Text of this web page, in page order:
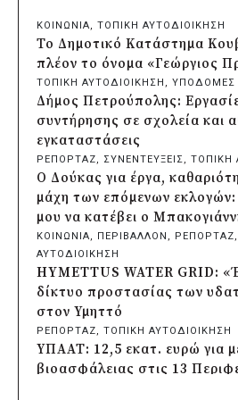
φωτιστικών μετά τη
της Αγυιάς
πριν από 2 μέρες
Δήμος Σαρωνικού:
εκκλησάκι της
Σωτήρος
πριν από 2 μέρες
Περιφέρεια Αττικής: Έξι
για την ψηφιακή μετάβαση
επιχειρήσεων
πριν από 2 μέρες
Δήμος Σαρωνικού και
ενημερώνουν τους
συνύπαρξη με τις θαλάσσιες
πριν από 2 μέρες
Δήμος Κυθήρων: Απαγόρευση
στην παραλία Λυκοδήμου για
ασφαλείας
πριν από 2 μέρες
ΚΟΙΝΩΝΙΑ, ΤΟΠΙΚΗ ΑΥΤΟΔΙΟΙΚΗΣΗ
Το Δημοτικό Κατάστημα
πλέον το όνομα «Γεώργιος
ΤΟΠΙΚΗ ΑΥΤΟΔΙΟΙΚΗΣΗ , ΥΠΟΔΟΜΕΣ
Δήμος Πετρούπολης:
συντήρησης σε σχολεία και
εγκαταστάσεις
ΡΕΠΟΡΤΑΖ, ΣΥΝΕΝΤΕΥΞΕΙΣ, ΤΟΠΙΚΗ
Ο Δούκας για έργα,
μάχη των επόμενων
μου να κατέβει ο
ΚΟΙΝΩΝΙΑ, ΠΕΡΙΒΑΛΛΟΝ , ΡΕΠΟΡΤΑΖ,
ΑΥΤΟΔΙΟΙΚΗΣΗ
HYMETTUS WATER GRID:
δίκτυο προστασίας των
στον Υμηττό
ΡΕΠΟΡΤΑΖ, ΤΟΠΙΚΗ ΑΥΤΟΔΙΟΙΚΗΣΗ
ΥΠΑΑΤ: 12,5 εκατ. ευρώ για
βιοασφάλειας στις 13